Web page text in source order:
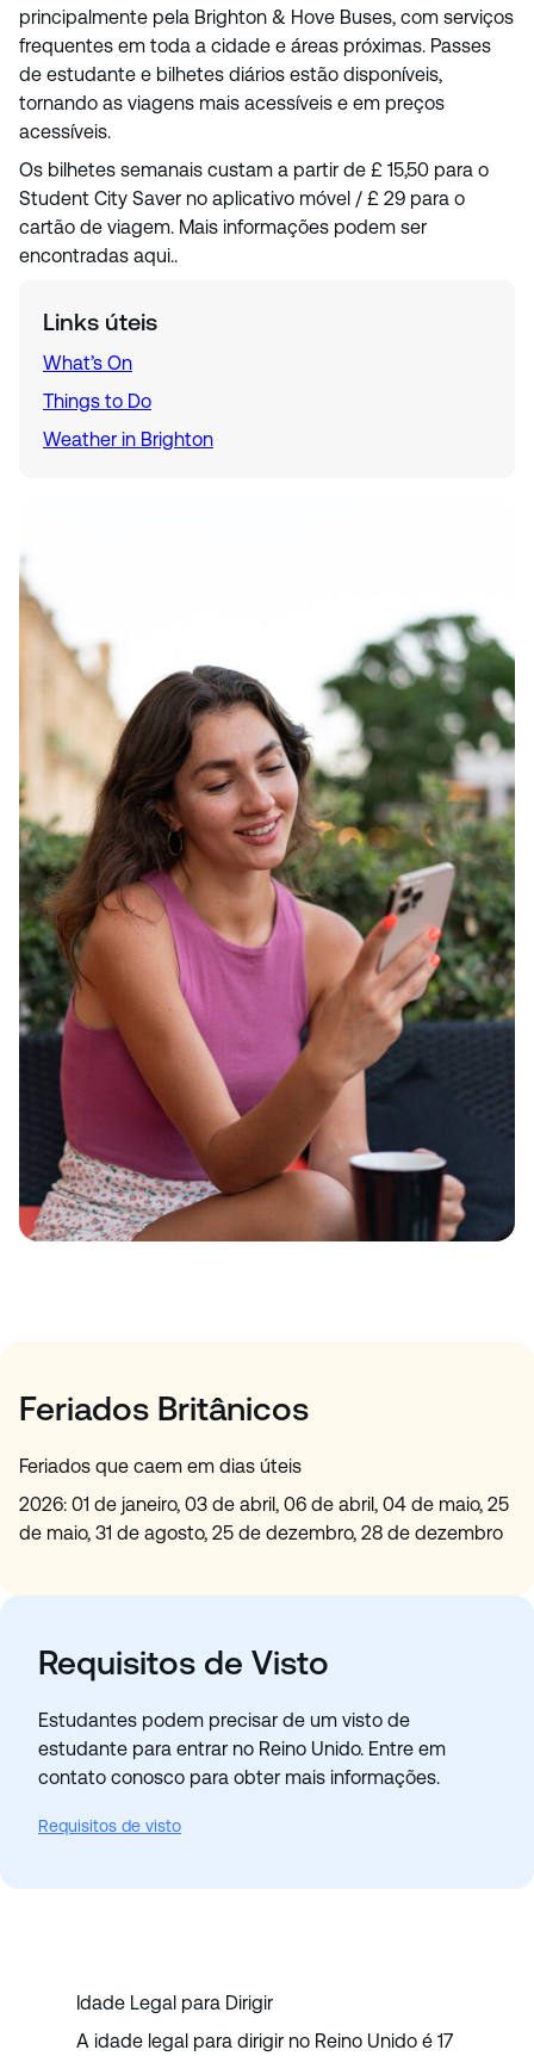
principalmente pela Brighton & Hove Buses, com serviços
frequentes em toda a cidade e áreas próximas. Passes
de estudante e bilhetes diários estão disponíveis,
tornando as viagens mais acessíveis e em preços
acessíveis.
Os bilhetes semanais custam a partir de £ 15,50 para o
Student City Saver no aplicativo móvel / £ 29 para o
cartão de viagem. Mais informações podem ser
encontradas aqui..
Links úteis
What’s On
Things to Do
Weather in Brighton
Feriados Britânicos
Feriados que caem em dias úteis
2026: 01 de janeiro, 03 de abril, 06 de abril, 04 de maio, 25
de maio, 31 de agosto, 25 de dezembro, 28 de dezembro
Requisitos de Visto
Estudantes podem precisar de um visto de
estudante para entrar no Reino Unido. Entre em
contato conosco para obter mais informações.
Requisitos de visto
Idade Legal para Dirigir
A idade legal para dirigir no Reino Unido é 17